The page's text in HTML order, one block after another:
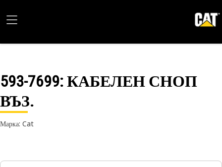
593-7699: КАБЕЛЕН СНОП
ВЪЗ.
Марка: Cat